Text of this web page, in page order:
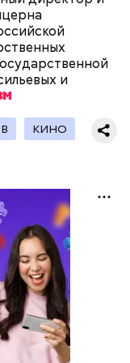
и
КИНО
рассказал,
используют
щи, котлеты,
пироги, омлет,
него не будет.
человека, тем
—